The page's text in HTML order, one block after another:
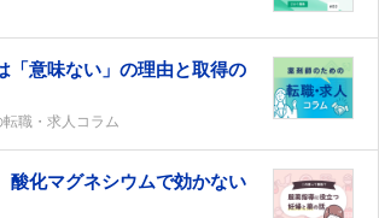
「意味ない」の理由と取得の
職・求人コラム
酸化マグネシウムで効かない